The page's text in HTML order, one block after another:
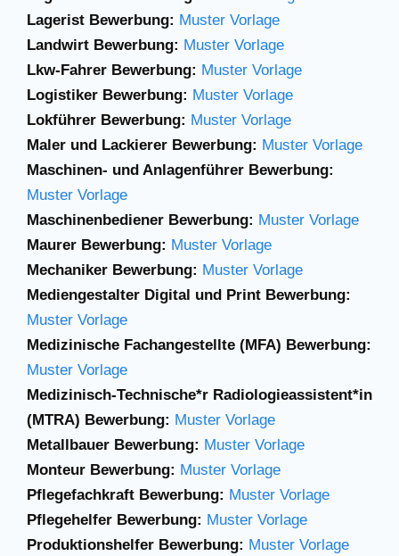
Lagerist Bewerbung: Muster Vorlage
Landwirt Bewerbung: Muster Vorlage
Lkw-Fahrer Bewerbung: Muster Vorlage
Logistiker Bewerbung: Muster Vorlage
Lokführer Bewerbung: Muster Vorlage
Maler und Lackierer Bewerbung: Muster Vorlage
Maschinen- und Anlagenführer Bewerbung:
Muster Vorlage
Maschinenbediener Bewerbung: Muster Vorlage
Maurer Bewerbung: Muster Vorlage
Mechaniker Bewerbung: Muster Vorlage
Mediengestalter Digital und Print Bewerbung:
Muster Vorlage
Medizinische Fachangestellte (MFA) Bewerbung:
Muster Vorlage
Medizinisch-Technische*r Radiologieassistent*in
(MTRA) Bewerbung: Muster Vorlage
Metallbauer Bewerbung: Muster Vorlage
Monteur Bewerbung: Muster Vorlage
Pflegefachkraft Bewerbung: Muster Vorlage
Pflegehelfer Bewerbung: Muster Vorlage
Produktionshelfer Bewerbung: Muster Vorlage